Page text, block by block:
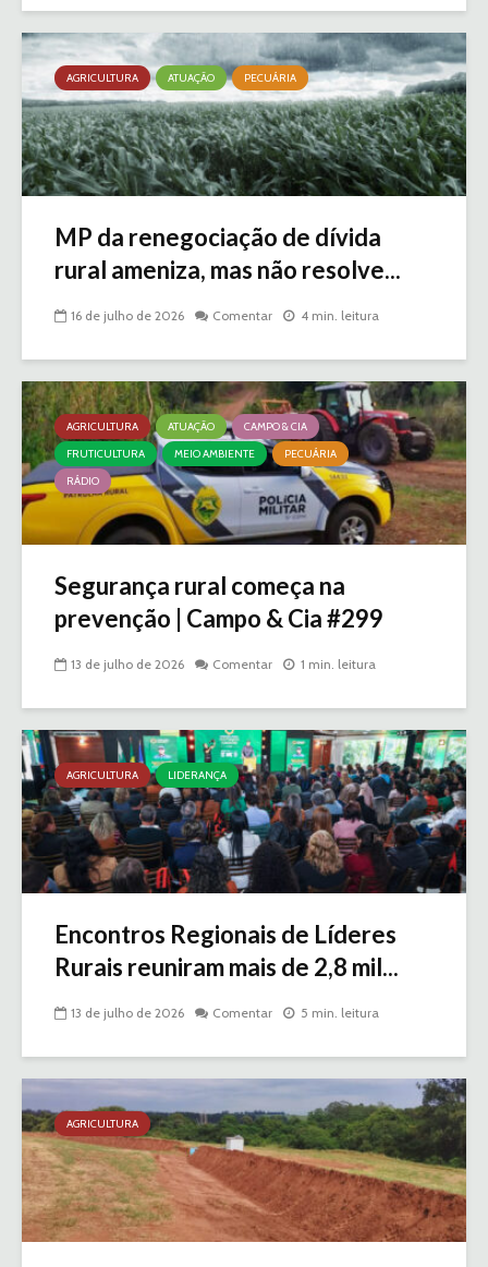
AGRICULTURA ATUAÇÃO PECUÁRIA
MP da renegociação de dívida
rural ameniza, mas não resolve...
16 de julho de 2026 Comentar 4 min. leitura
AGRICULTURA ATUAÇÃO
CAMPO & CIA
FRUTICULTURA
MEIO AMBIENTE
PECUÁRIA
RÁDIO
Segurança rural começa na
prevenção | Campo & Cia #299
13 de julho de 2026 Comentar 1 min. leitura
AGRICULTURA LIDERANÇA
Encontros Regionais de Líderes
Rurais reuniram mais de 2,8 mil...
13 de julho de 2026 Comentar 5 min. leitura
AGRICULTURA